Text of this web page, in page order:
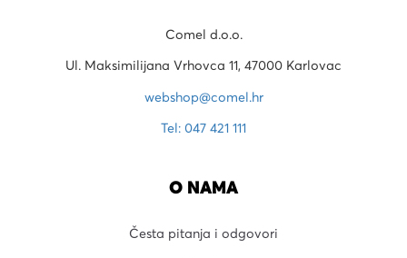
Comel d.o.o.
Ul. Maksimilijana Vrhovca 11, 47000 Karlovac
webshop@comel.hr
Tel: 047 421 111
O NAMA
Česta pitanja i odgovori